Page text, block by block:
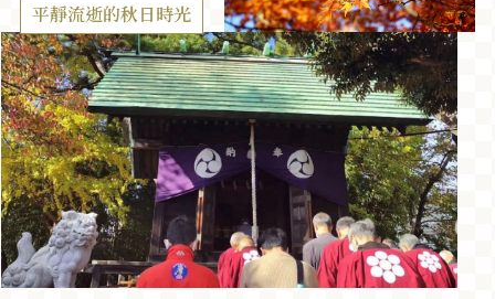
平靜流逝的秋日時光